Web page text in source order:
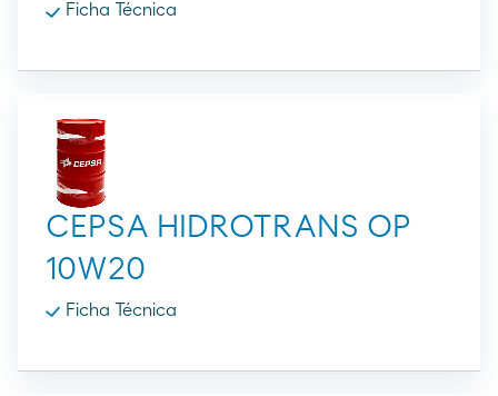
Ficha Técnica
CEPSA HIDROTRANS OP
10W20
Ficha Técnica